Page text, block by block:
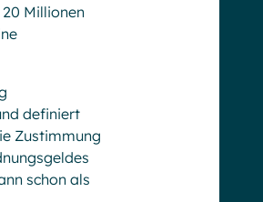
Millionen
definiert
Zustimmung
schon als